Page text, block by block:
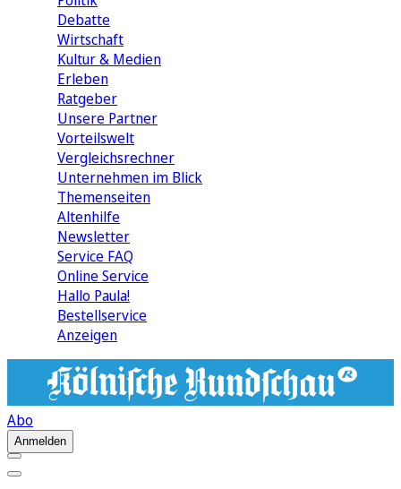
Debatte
Wirtschaft
Kultur & Medien
Erleben
Ratgeber
Unsere Partner
Vorteilswelt
Vergleichsrechner
Unternehmen im Blick
Themenseiten
Altenhilfe
Newsletter
Service FAQ
Online Service
Hallo Paula!
Bestellservice
Anzeigen
Abo
Anmelden